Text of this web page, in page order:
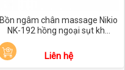
Bồn ngâm chân massage Nikio
NK-192 hồng ngoại sụt kh...
Liên hệ